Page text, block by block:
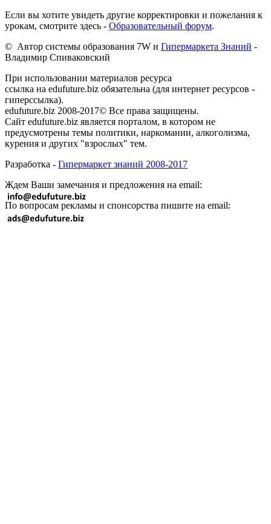
Если вы хотите увидеть другие корректировки и пожелания к
урокам, смотрите здесь - Образовательный форум.
© Автор системы образования 7W и Гипермаркета Знаний -
Владимир Спиваковский
При использовании материалов ресурса
ссылка на edufuture.biz обязательна (для интернет ресурсов -
гиперссылка).
edufuture.biz 2008-2017© Все права защищены.
Сайт edufuture.biz является порталом, в котором не
предусмотрены темы политики, наркомании, алкоголизма,
курения и других "взрослых" тем.
Разработка - Гипермаркет знаний 2008-2017
Ждем Ваши замечания и предложения на email:
По вопросам рекламы и спонсорства пишите на email: